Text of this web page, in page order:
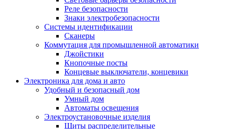
Реле безопасности
Знаки электробезопасности
Системы идентификации
Сканеры
Коммутация для промышленной автоматики
Джойстики
Кнопочные посты
Концевые выключатели, концевики
Электроника для дома и авто
Удобный и безопасный дом
Умный дом
Автоматы освещения
Электроустановочные изделия
Щиты распределительные